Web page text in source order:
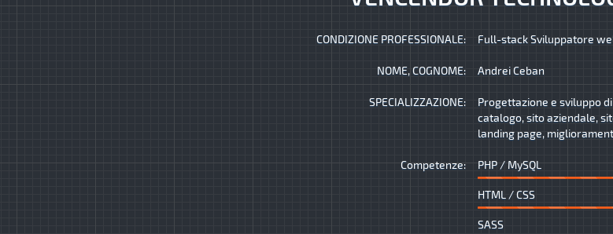
CONDIZIONE PROFESSIONALE: Full-stack Sviluppatore
NOME, COGNOME: Andrei Ceban
SPECIALIZZAZIONE:
Progettazione e sviluppo
catalogo, sito aziendale,
landing page,
Competenze: PHP / MySQL
HTML / CSS
SASS